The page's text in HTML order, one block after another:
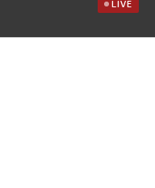
LIVE